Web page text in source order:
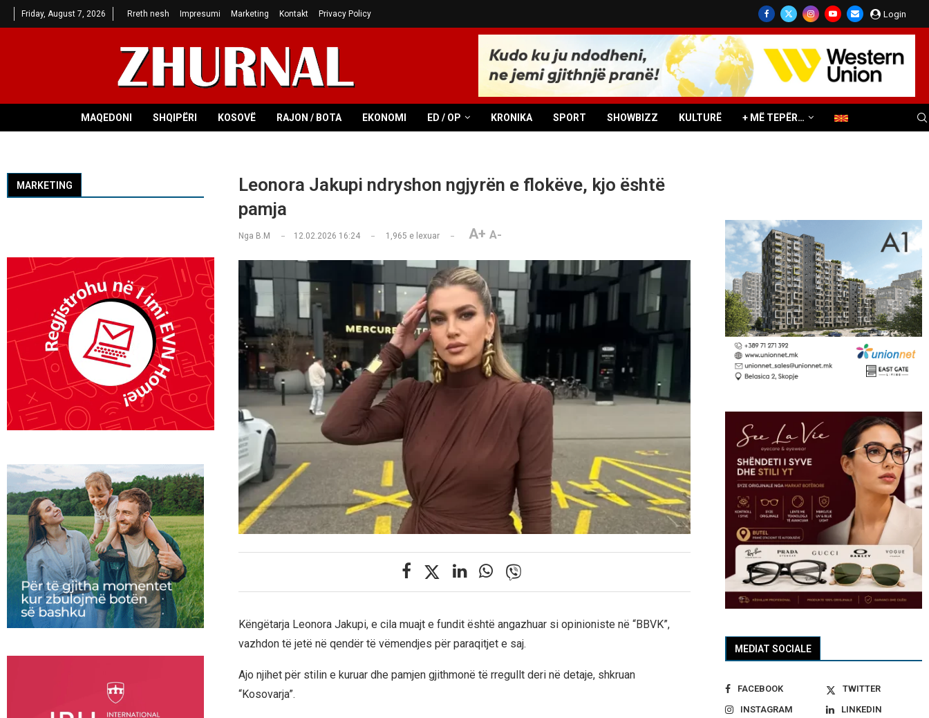
Friday, August 7, 2026 Rreth nesh Impresumi Marketing Kontakt Privacy Policy Login
MAQEDONI SHQIPËRI KOSOVË RAJON / BOTA EKONOMI ED / OP KRONIKA SPORT SHOWBIZZ KULTURË + MË TEPËR…
Leonora Jakupi ndryshon ngjyrën e flokëve, kjo është
pamja
Nga B.M 12.02.2026 16:24 1,965 e lexuar A+ A-
Këngëtarja Leonora Jakupi, e cila muajt e fundit është angazhuar si opinioniste në “BBVK”,
vazhdon të jetë në qendër të vëmendjes për paraqitjet e saj.
Ajo njihet për stilin e kuruar dhe pamjen gjithmonë të rregullt deri në detaje, shkruan
“Kosovarja”.
MEDIAT SOCIALE
FACEBOOK
TWITTER
INSTAGRAM
LINKEDIN
MARKETING